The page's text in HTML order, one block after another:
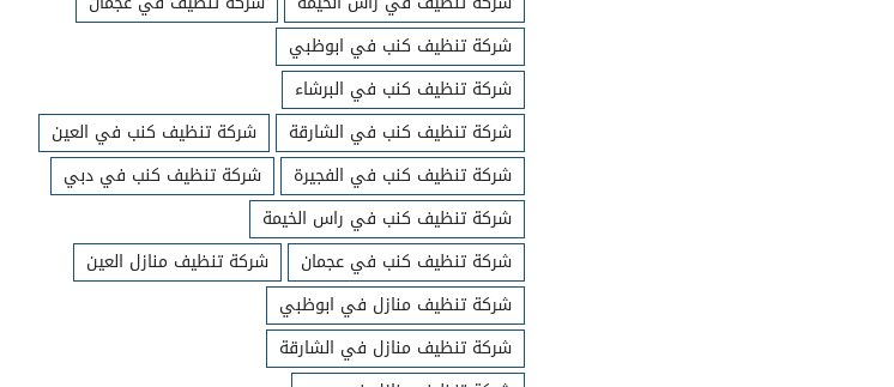
شركة تنظيف كنب في ابوظبي
شركة تنظيف كنب في البرشاء
شركة تنظيف كنب في الشارقة
شركة تنظيف كنب في العين
شركة تنظيف كنب في الفجيرة
شركة تنظيف كنب في دبي
شركة تنظيف كنب في راس الخيمة
شركة تنظيف كنب في عجمان
شركة تنظيف منازل العين
شركة تنظيف منازل في ابوظبي
شركة تنظيف منازل في الشارقة